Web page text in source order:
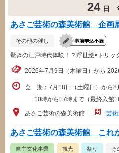
24 日
あさご芸術の森美術館 企画
その他の催し
驚きの江戸時代体験！？浮世絵×トリッ
2026年7月9日（木曜日）から
会 期：7月18日（土曜日）から8
10時から17時まで（最終入館16
あさご芸術の森美術館
芸
あさご芸術の森美術館 これ
自主文化事業 観光 祭り そ